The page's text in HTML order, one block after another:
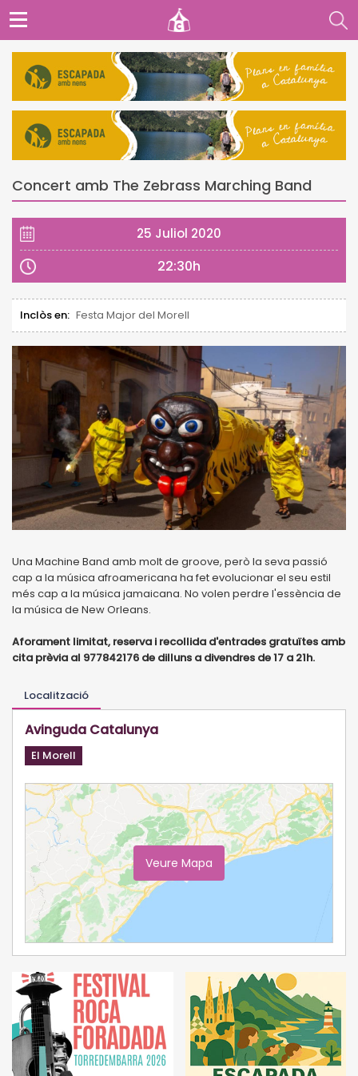
Concert amb The Zebrass Marching Band
25 Juliol 2020
22:30h
Inclòs en: Festa Major del Morell
Una Machine Band amb molt de groove, però la seva passió
cap a la música afroamericana ha fet evolucionar el seu estil
més cap a la música jamaicana. No volen perdre l'essència de
la música de New Orleans.
Aforament limitat, reserva i recollida d'entrades gratuïtes amb
cita prèvia al 977842176 de dilluns a divendres de 17 a 21h.
Localització
Avinguda Catalunya
El Morell
Veure Mapa